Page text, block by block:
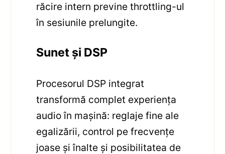
răcire intern previne throttling-ul
în sesiunile prelungite.
Sunet și DSP
Procesorul DSP integrat
transformă complet experiența
audio în mașină: reglaje fine ale
egalizării, control pe frecvențe
joase și înalte și posibilitatea de